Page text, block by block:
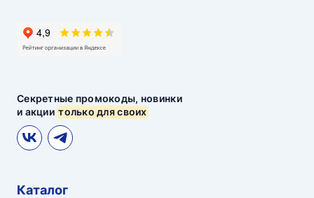
Секретные промокоды, новинки
и акциитолько для своих
Каталог